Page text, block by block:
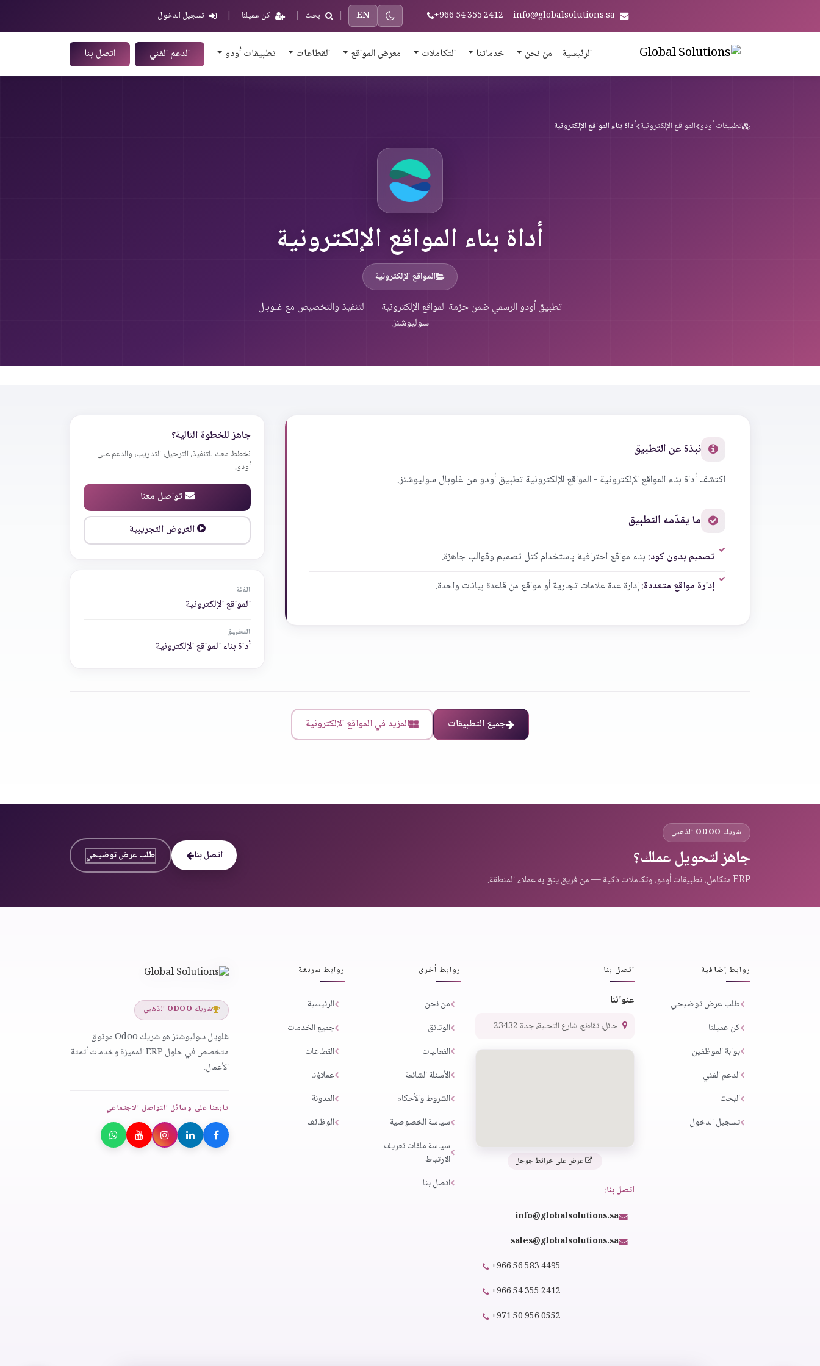
info@globalsolutions.sa
+966 54 355 2412
EN
| بحث | كن عميلنا | تسجيل الدخول
الرئيسية من نحن خدماتنا التكاملات معرض المواقع القطاعات تطبيقات أودو الدعم الفني اتصل بنا
تطبيقات أودو المواقع الإلكترونية أداة بناء المواقع الإلكترونية
أداة بناء المواقع الإلكترونية
المواقع الإلكترونية
تطبيق أودو الرسمي ضمن حزمة المواقع الإلكترونية — التنفيذ والتخصيص مع غلوبال
سوليوشنز.
نبذة عن التطبيق
اكتشف أداة بناء المواقع الإلكترونية - المواقع الإلكترونية تطبيق أودو من غلوبال سوليوشنز.
ما يقدّمه التطبيق
تصميم بدون كود:بناء مواقع احترافية باستخدام كتل تصميم وقوالب جاهزة.
إدارة مواقع متعددة:إدارة عدة علامات تجارية أو مواقع من قاعدة بيانات واحدة.
جاهز للخطوة التالية؟
نخطط معك للتنفيذ، الترحيل، التدريب، والدعم على
أودو.
تواصل معنا
العروض التجريبية
الفئة
المواقع الإلكترونية
التطبيق
أداة بناء المواقع الإلكترونية
جميع التطبيقات المزيد في المواقع الإلكترونية
شريك ODOO الذهبي
جاهز لتحويل عملك؟
ERP متكامل، تطبيقات أودو، وتكاملات ذكية — من فريق يثق به عملاء المنطقة.
اتصل بنا طلب عرض توضيحي
شريك ODOO الذهبي
غلوبال سوليوشنز هو شريك Odoo موثوق
متخصص في حلول ERP المميزة وخدمات أتمتة
الأعمال.
تابعنا على وسائل التواصل الاجتماعي
روابط سريعة
الرئيسية
جميع الخدمات
القطاعات
عملاؤنا
المدونة
الوظائف
روابط أخرى
من نحن
الوثائق
الفعاليات
الأسئلة الشائعة
الشروط والأحكام
سياسة الخصوصية
سياسة ملفات تعريف
الارتباط
اتصل بنا
اتصل بنا
عنواننا
حائل، تقاطع، شارع التحلية، جدة 23432
عرض على خرائط جوجل
اتصل بنا:
info@globalsolutions.sa
sales@globalsolutions.sa
+966 56 583 4495
+966 54 355 2412
+971 50 956 0552
روابط إضافية
طلب عرض توضيحي
كن عميلنا
بوابة الموظفين
الدعم الفني
البحث
تسجيل الدخول